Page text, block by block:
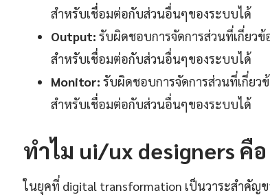
สำหรับเชื่อมต่อกับส่วนอื่นๆของระบบได้
Output: รับผิดชอบการจัดการส่วนที่เกี่ยวข้
สำหรับเชื่อมต่อกับส่วนอื่นๆของระบบได้
Monitor: รับผิดชอบการจัดการส่วนที่เกี่ยว
สำหรับเชื่อมต่อกับส่วนอื่นๆของระบบได้
ทำไม ui/ux designers คื
ในยุคที่ digital transformation เป็นวาระสำคัญ